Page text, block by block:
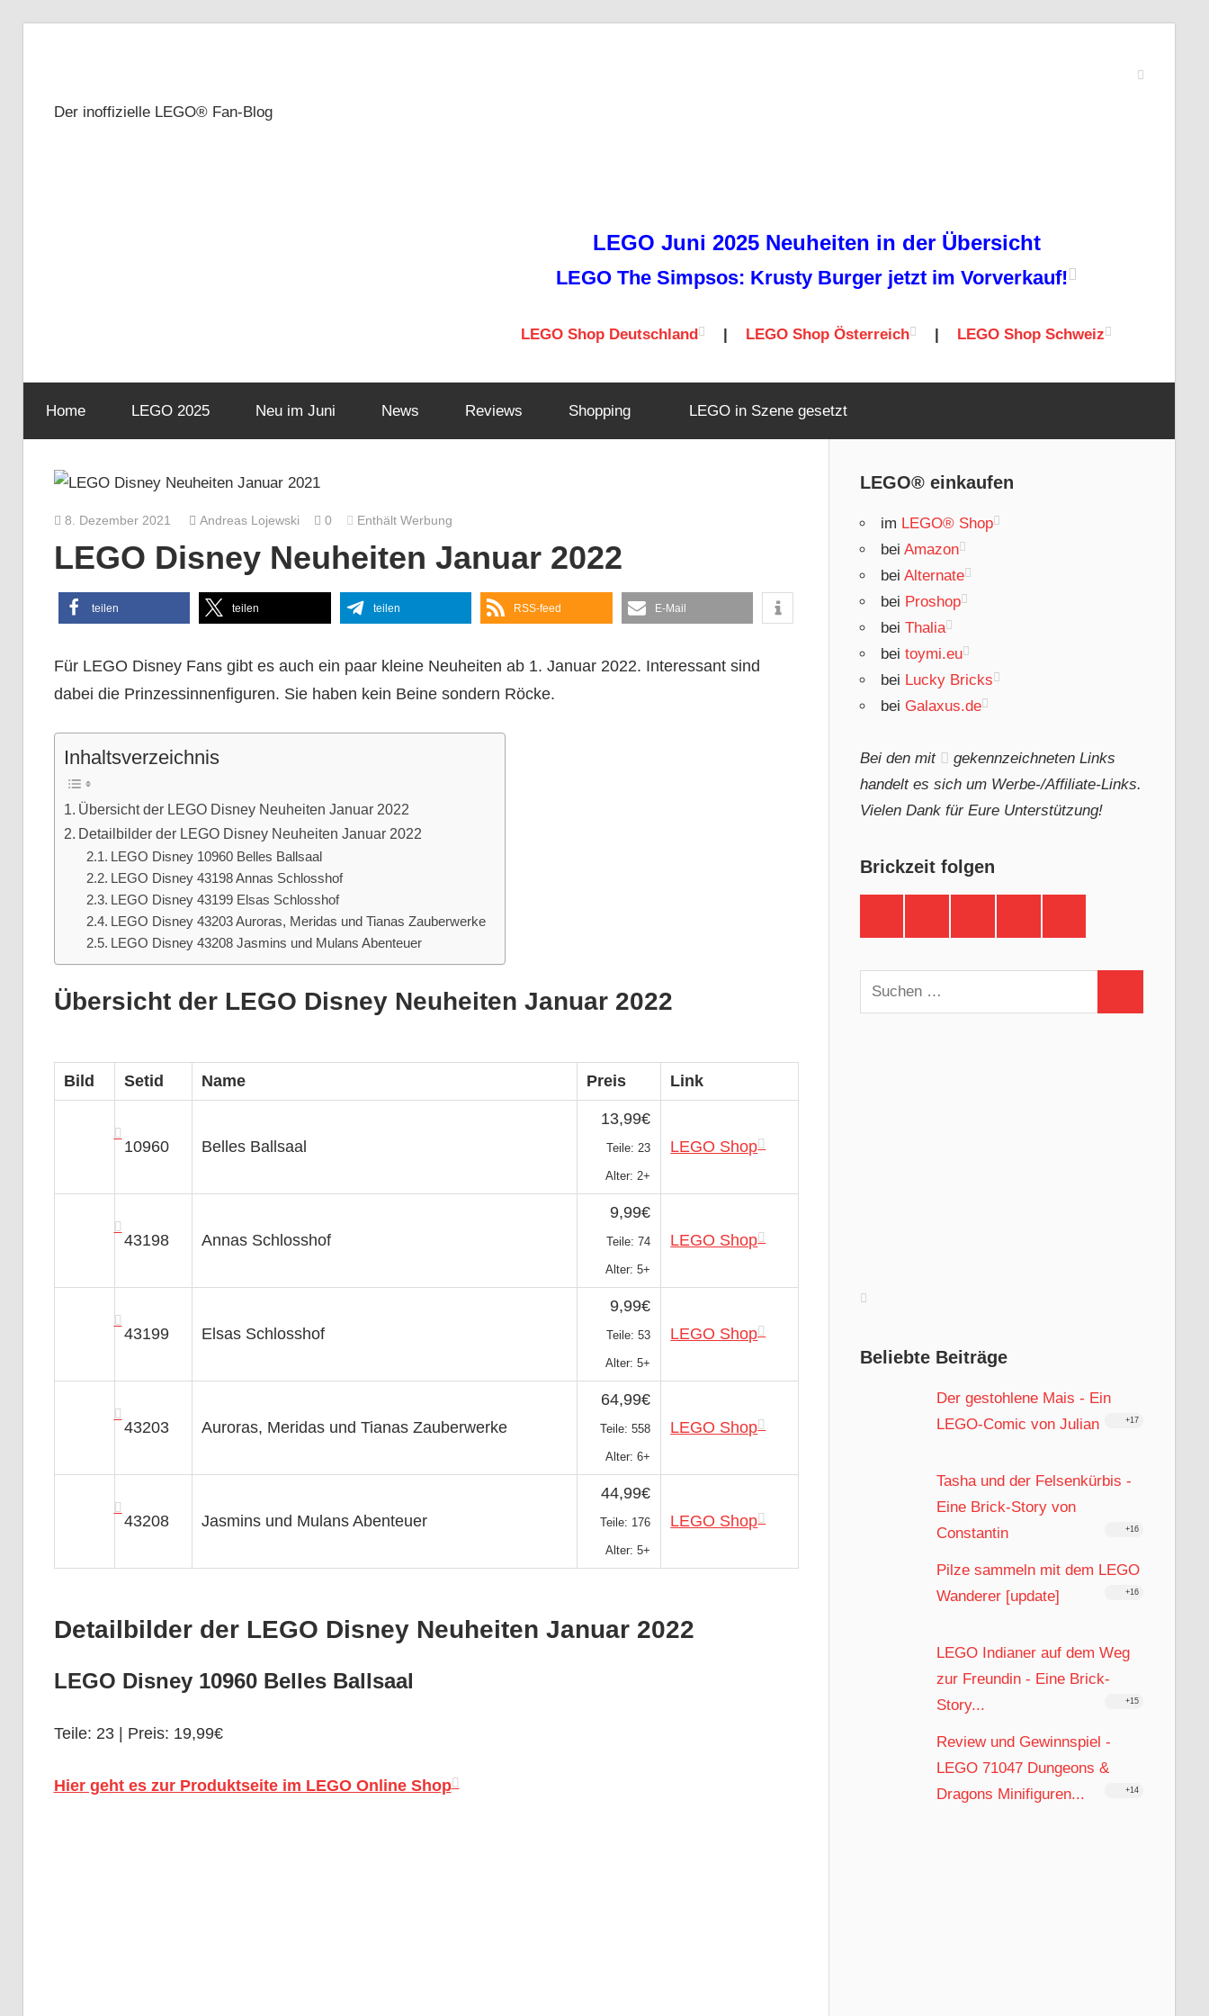
Der inoffizielle LEGO® Fan-Blog
LEGO Juni 2025 Neuheiten in der Übersicht
LEGO The Simpsos: Krusty Burger jetzt im Vorverkauf!
LEGO Shop Deutschland LEGO Shop Österreich LEGO Shop Schweiz
Home LEGO 2025 Neu im Juni News Reviews Shopping LEGO in Szene gesetzt
8. Dezember 2021 Andreas Lojewski 0 Enthält Werbung
LEGO Disney Neuheiten Januar 2022
teilen teilen teilen RSS-feed E-Mail
Für LEGO Disney Fans gibt es auch ein paar kleine Neuheiten ab 1. Januar 2022. Interessant sind
dabei die Prinzessinnenfiguren. Sie haben kein Beine sondern Röcke.
Inhaltsverzeichnis
Übersicht der LEGO Disney Neuheiten Januar 2022
Detailbilder der LEGO Disney Neuheiten Januar 2022
LEGO Disney 10960 Belles Ballsaal
LEGO Disney 43198 Annas Schlosshof
LEGO Disney 43199 Elsas Schlosshof
LEGO Disney 43203 Auroras, Meridas und Tianas Zauberwerke
LEGO Disney 43208 Jasmins und Mulans Abenteuer
Übersicht der LEGO Disney Neuheiten Januar 2022
Bild Setid Name Preis Link
10960 Belles Ballsaal
13,99€
Teile: 23
Alter: 2+
LEGO Shop
43198 Annas Schlosshof
9,99€
Teile: 74
Alter: 5+
LEGO Shop
43199 Elsas Schlosshof
9,99€
Teile: 53
Alter: 5+
LEGO Shop
43203 Auroras, Meridas und Tianas Zauberwerke
64,99€
Teile: 558
Alter: 6+
LEGO Shop
43208 Jasmins und Mulans Abenteuer
44,99€
Teile: 176
Alter: 5+
LEGO Shop
Detailbilder der LEGO Disney Neuheiten Januar 2022
LEGO Disney 10960 Belles Ballsaal
Teile: 23 | Preis: 19,99€
Hier geht es zur Produktseite im LEGO Online Shop
LEGO® einkaufen
im LEGO® Shop
bei Amazon
bei Alternate
bei Proshop
bei Thalia
bei toymi.eu
bei Lucky Bricks
bei Galaxus.de
Bei den mit
gekennzeichneten Links
handelt es sich um Werbe-/Affiliate-Links.
Vielen Dank für Eure Unterstützung!
Brickzeit folgen
Suchen
nach:
Beliebte Beiträge
Der gestohlene Mais - Ein
LEGO-Comic von Julian
+17
Tasha und der Felsenkürbis -
Eine Brick-Story von
Constantin
+16
Pilze sammeln mit dem LEGO
Wanderer [update]
+16
LEGO Indianer auf dem Weg
zur Freundin - Eine Brick-
Story...
+15
Review und Gewinnspiel -
LEGO 71047 Dungeons &
Dragons Minifiguren...
+14